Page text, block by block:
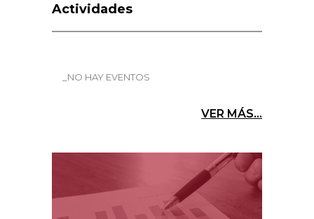
Actividades
_NO HAY EVENTOS
VER MÁS...